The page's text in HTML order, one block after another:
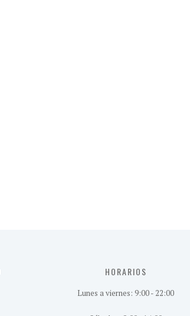
HORARIOS
Lunes a viernes: 9:00 - 22:00